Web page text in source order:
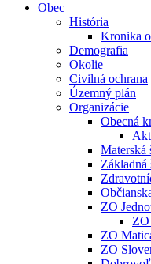
Obec
História
Kronika
Demografia
Okolie
Civilná ochrana
Územný plán
Organizácie
Obecná
Materská
Základná
ZO
ZO
ZO
ZO